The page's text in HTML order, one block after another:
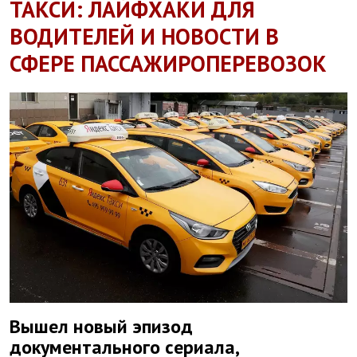
ТАКСИ: ЛАЙФХАКИ ДЛЯ
ВОДИТЕЛЕЙ И НОВОСТИ В
СФЕРЕ ПАССАЖИРОПЕРЕВОЗОК
Вышел новый эпизод
документального сериала,